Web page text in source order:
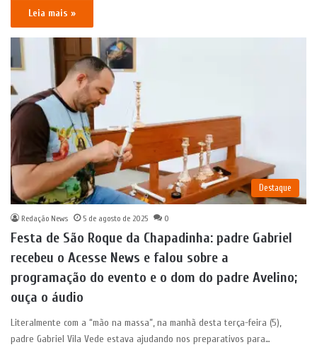
Leia mais »
Destaque
Redação News 5 de agosto de 2025 0
Festa de São Roque da Chapadinha: padre Gabriel
recebeu o Acesse News e falou sobre a
programação do evento e o dom do padre Avelino;
ouça o áudio
Literalmente com a “mão na massa”, na manhã desta terça-feira (5),
padre Gabriel Vila Vede estava ajudando nos preparativos para…